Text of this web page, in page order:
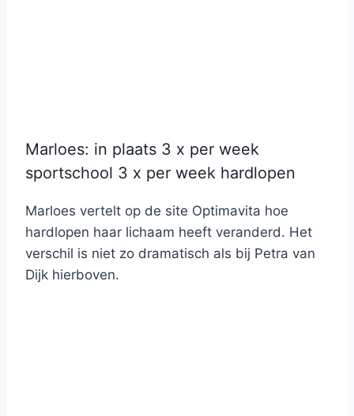
Marloes: in plaats 3 x per week
sportschool 3 x per week hardlopen
Marloes vertelt op de site Optimavita hoe
hardlopen haar lichaam heeft veranderd. Het
verschil is niet zo dramatisch als bij Petra van
Dijk hierboven.